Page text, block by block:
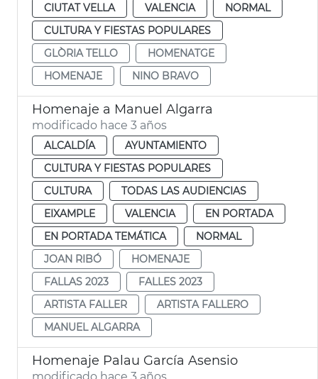
CIUTAT VELLA
VALENCIA
NORMAL
CULTURA Y FIESTAS POPULARES
GLÒRIA TELLO
HOMENATGE
HOMENAJE
NINO BRAVO
Homenaje a Manuel Algarra
modificado hace 3 años
ALCALDÍA
AYUNTAMIENTO
CULTURA Y FIESTAS POPULARES
CULTURA
TODAS LAS AUDIENCIAS
EIXAMPLE
VALENCIA
EN PORTADA
EN PORTADA TEMÁTICA
NORMAL
JOAN RIBÓ
HOMENAJE
FALLAS 2023
FALLES 2023
ARTISTA FALLER
ARTISTA FALLERO
MANUEL ALGARRA
Homenaje Palau García Asensio
modificado hace 3 años